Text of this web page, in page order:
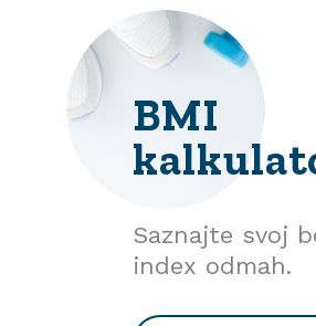
BMI
Saznajte svoj
index odmah.